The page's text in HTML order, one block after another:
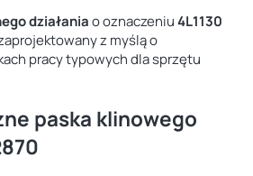
działaniao oznaczeniu4L1130
z myślą o
pracy typowych dla sprzętu
paska klinowego